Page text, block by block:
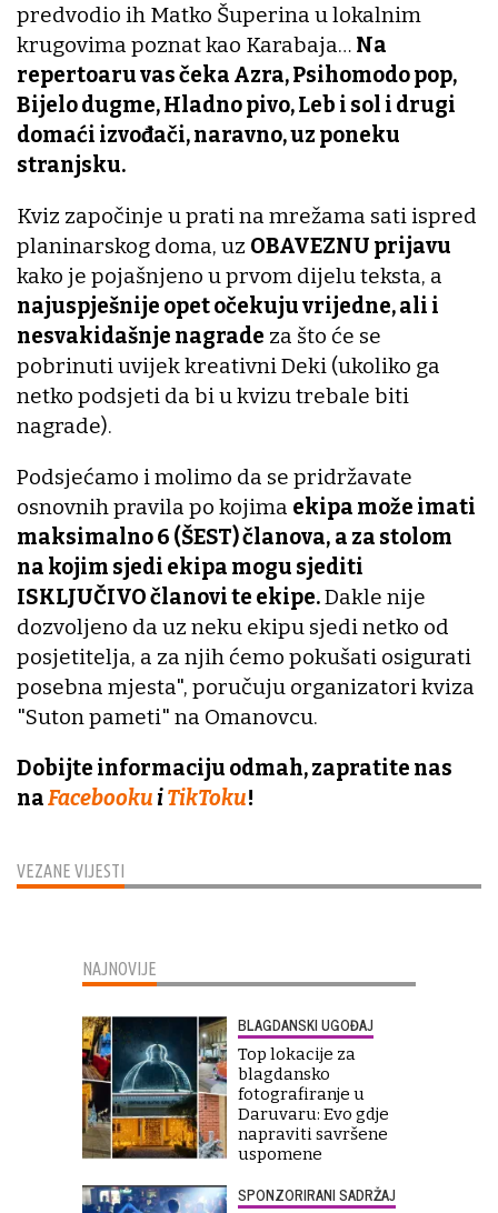
VEZANE VIJESTI
predvodio ih Matko Šuperina u lokalnim
krugovima poznat kao Karabaja… Na
repertoaru vas čeka Azra, Psihomodo pop,
Bijelo dugme, Hladno pivo, Leb i sol i drugi
domaći izvođači, naravno, uz poneku
stranjsku.
Kviz započinje u prati na mrežama sati ispred
planinarskog doma, uz OBAVEZNU prijavu
kako je pojašnjeno u prvom dijelu teksta, a
najuspješnije opet očekuju vrijedne, ali i
nesvakidašnje nagrade za što će se
pobrinuti uvijek kreativni Deki (ukoliko ga
netko podsjeti da bi u kvizu trebale biti
nagrade).
Podsjećamo i molimo da se pridržavate
osnovnih pravila po kojima ekipa može imati
maksimalno 6 (ŠEST) članova, a za stolom
na kojim sjedi ekipa mogu sjediti
ISKLJUČIVO članovi te ekipe.Dakle nije
dozvoljeno da uz neku ekipu sjedi netko od
posjetitelja, a za njih ćemo pokušati osigurati
posebna mjesta", poručuju organizatori kviza
"Suton pameti" na Omanovcu.
Dobijte informaciju odmah, zapratite nas
naFacebookuiTikToku!
NAJNOVIJE
BLAGDANSKI UGOĐAJ
Top lokacije za
blagdansko
fotografiranje u
Daruvaru: Evo gdje
napraviti savršene
uspomene
SPONZORIRANI SADRŽAJ